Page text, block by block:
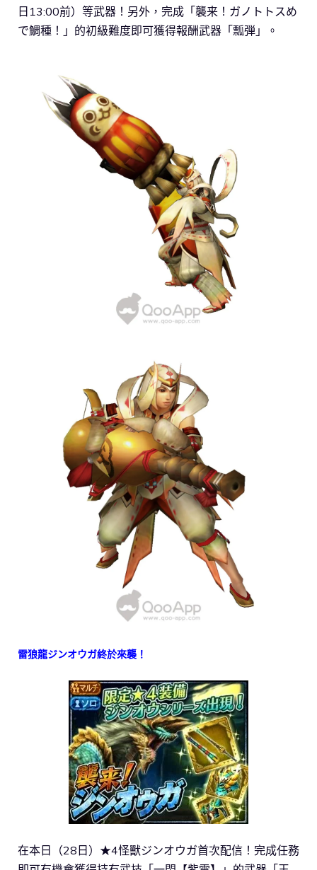
日13:00前）等武器！另外，完成「襲来！ガノトトスめ
で鯛種！」的初級難度即可獲得報酬武器「瓢弾」。
雷狼龍ジンオウガ終於來襲！
在本日（28日）★4怪獸ジンオウガ首次配信！完成任務